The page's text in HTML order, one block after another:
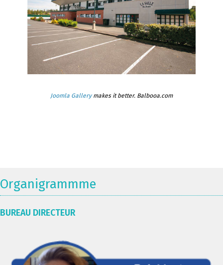
Joomla Gallerymakes it better. Balbooa.com
Organigrammme
BUREAU DIRECTEUR